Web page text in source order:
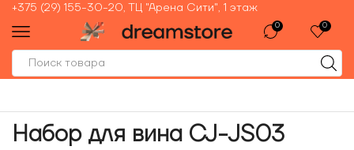
+375 (29) 155-30-20, ТЦ "Арена Сити", 1 этаж
0 0
Набор для вина CJ-JS03